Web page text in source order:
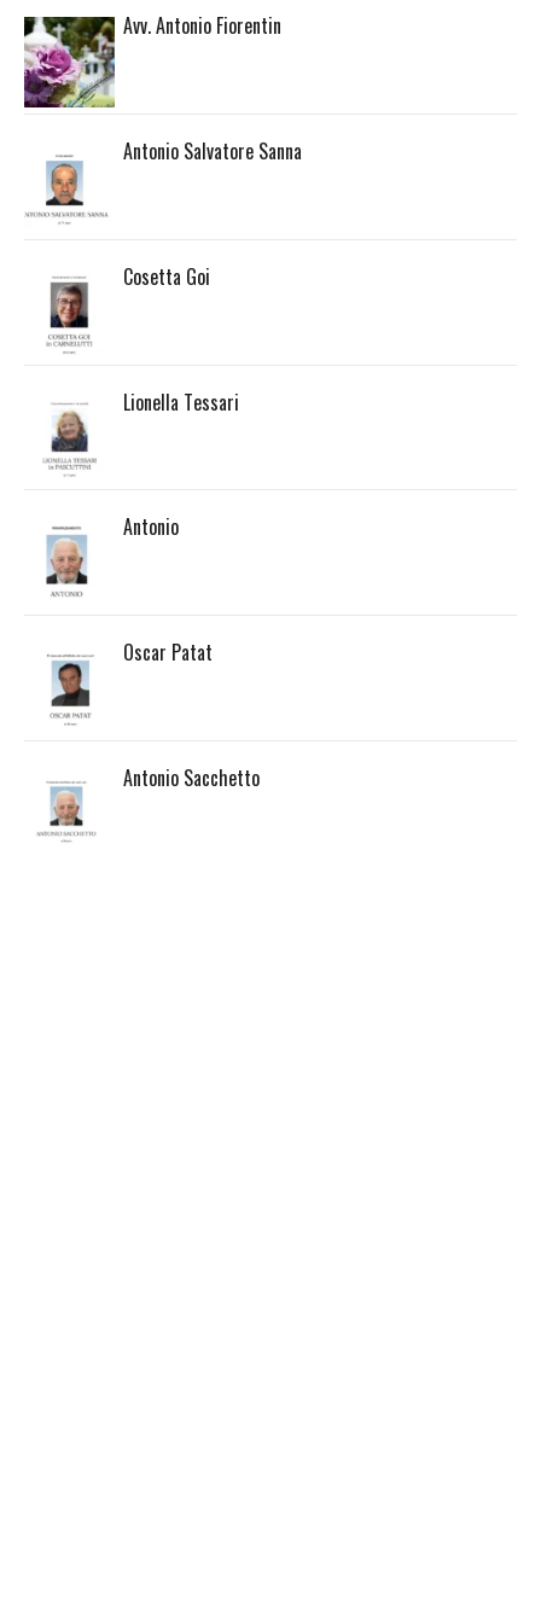
Avv. Antonio Fiorentin
Antonio Salvatore Sanna
Cosetta Goi
Lionella Tessari
Antonio
Oscar Patat
Antonio Sacchetto